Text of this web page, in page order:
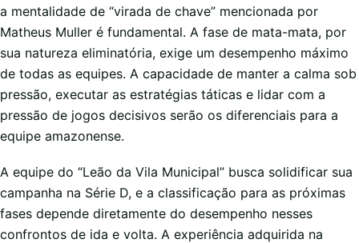
a mentalidade de “virada de chave” mencionada por
Matheus Muller é fundamental. A fase de mata-mata, por
sua natureza eliminatória, exige um desempenho máximo
de todas as equipes. A capacidade de manter a calma sob
pressão, executar as estratégias táticas e lidar com a
pressão de jogos decisivos serão os diferenciais para a
equipe amazonense.
A equipe do “Leão da Vila Municipal” busca solidificar sua
campanha na Série D, e a classificação para as próximas
fases depende diretamente do desempenho nesses
confrontos de ida e volta. A experiência adquirida na